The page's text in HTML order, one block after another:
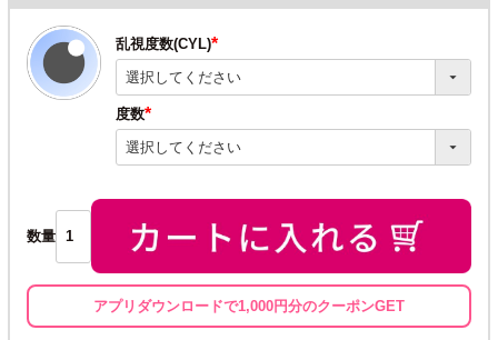
乱視度数(CYL)
(必
須)
度数
(必
須)
数量
アプリダウンロードで1,000円分のクーポンGET